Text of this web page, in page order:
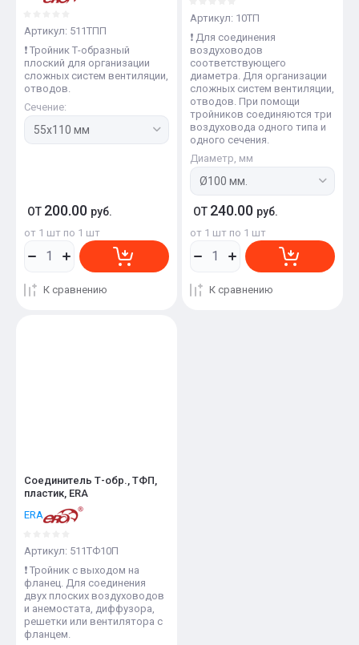
Артикул: 511ТПП
❗️ Тройник Т-образный
плоский для организации
сложных систем вентиляции,
отводов.
Сечение:
ОТ 200.00 руб.
от 1 шт по 1 шт
К сравнению
Артикул: 10ТП
❗️ Для соединения
воздуховодов
соответствующего
диаметра. Для организации
сложных систем вентиляции,
отводов. При помощи
тройников соединяются три
воздуховода одного типа и
одного сечения.
Диаметр, мм
ОТ 240.00 руб.
от 1 шт по 1 шт
К сравнению
Соединитель Т-обр., ТФП,
пластик, ERA
ERA
Артикул: 511ТФ10П
❗️ Тройник с выходом на
фланец. Для соединения
двух плоских воздуховодов
и анемостата, диффузора,
решетки или вентилятора с
фланцем.